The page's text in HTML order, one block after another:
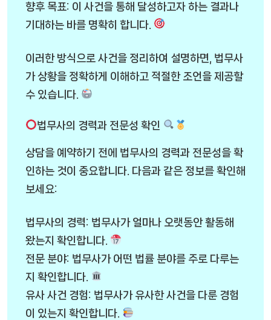
향후 목표: 이 사건을 통해 달성하고자 하는 결과나
기대하는 바를 명확히 합니다.
이러한 방식으로 사건을 정리하여 설명하면, 법무사
가 상황을 정확하게 이해하고 적절한 조언을 제공할
수 있습니다.
법무사의 경력과 전문성 확인
상담을 예약하기 전에 법무사의 경력과 전문성을 확
인하는 것이 중요합니다. 다음과 같은 정보를 확인해
보세요:
법무사의 경력: 법무사가 얼마나 오랫동안 활동해
왔는지 확인합니다.
전문 분야: 법무사가 어떤 법률 분야를 주로 다루는
지 확인합니다.
유사 사건 경험: 법무사가 유사한 사건을 다룬 경험
이 있는지 확인합니다.